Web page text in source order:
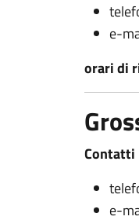
e-
orari di
Contatti
e-